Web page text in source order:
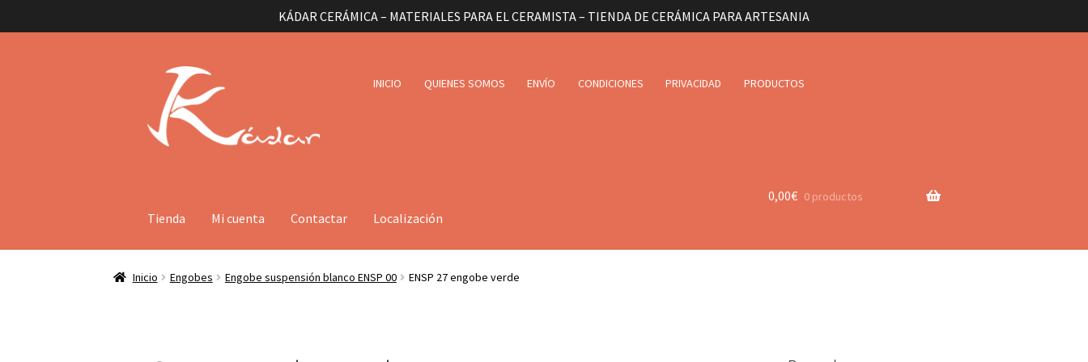
KÁDAR CERÁMICA – MATERIALES PARA EL CERAMISTA – TIENDA DE CERÁMICA PARA ARTESANIA
navegación
contenido
INICIO QUIENES SOMOS ENVÍO CONDICIONES PRIVACIDAD PRODUCTOS
Tienda Mi cuenta Contactar Localización
0,00€ 0 productos
Inicio Engobes Engobe suspensión blanco ENSP 00 ENSP 27 engobe verde